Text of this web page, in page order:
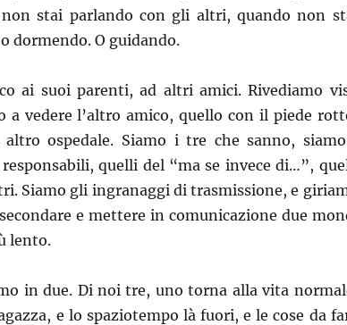
stai parlando con gli altri, quando non
dormendo. O guidando.
ai suoi parenti, ad altri amici. Rivediamo
a vedere l’altro amico, quello con il piede
ospedale. Siamo i tre che sanno,
quelli del “ma se invece di…”,
Siamo gli ingranaggi di trasmissione, e
e mettere in comunicazione due
lento.
in due. Di noi tre, uno torna alla vita
e lo spaziotempo là fuori, e le cose da